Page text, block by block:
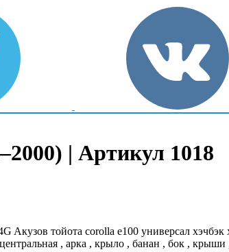
| Артикул 1018
тойота corolla e100 универсал хэчбэк
, арка , крыло , банан , бок , крыши ,